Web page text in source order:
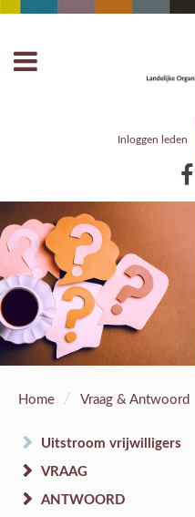
Inloggen leden
Home / Vraag & Antwoord
Uitstroom vrijwilligers
VRAAG
ANTWOORD